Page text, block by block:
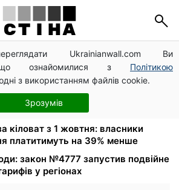
Ukrainianwall.com Ви
що ознайомилися з Політикою
з використанням файлів cookie.
Зрозумів
не гарантує безплатний
коли пенсіонер мусить
чоловіків 18–60 років передадуть
нові правила пошуку
кіловат з 1 жовтня: власники
платитимуть на 39% менше
закон №4777 запустив подвійне
у регіонах